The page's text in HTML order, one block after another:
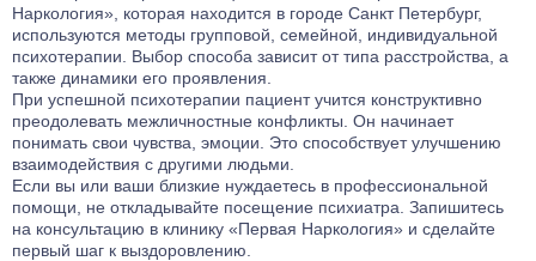
Наркология», которая находится в городе Санкт Петербург,
используются методы групповой, семейной, индивидуальной
психотерапии. Выбор способа зависит от типа расстройства, а
также динамики его проявления.
При успешной психотерапии пациент учится конструктивно
преодолевать межличностные конфликты. Он начинает
понимать свои чувства, эмоции. Это способствует улучшению
взаимодействия с другими людьми.
Если вы или ваши близкие нуждаетесь в профессиональной
помощи, не откладывайте посещение психиатра. Запишитесь
на консультацию в клинику «Первая Наркология» и сделайте
первый шаг к выздоровлению.